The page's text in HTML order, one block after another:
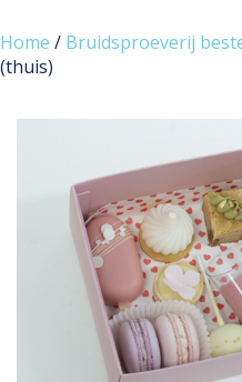
Home / Bruidsproeverij
(thuis)